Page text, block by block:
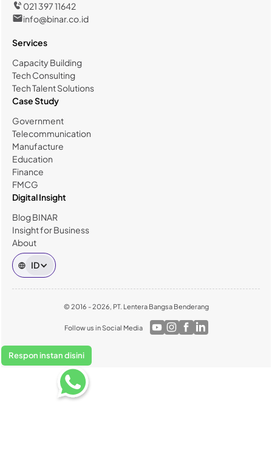
021 397 11642
info@binar.co.id
Services
Capacity Building
Tech Consulting
Tech Talent Solutions
Case Study
Government
Telecommunication
Manufacture
Education
Finance
FMCG
Digital Insight
Blog BINAR
Insight for Business
About
ID
© 2016 - 2026, PT. Lentera Bangsa Benderang
Follow us in Social Media
Respon instan disini